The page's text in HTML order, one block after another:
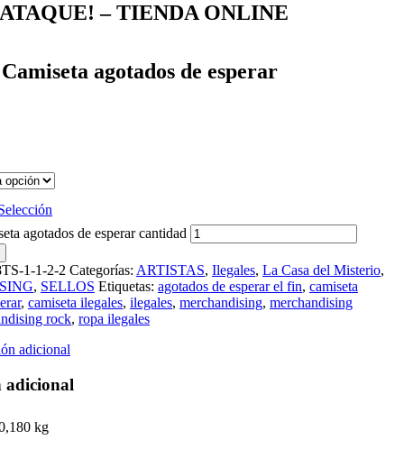
ATAQUE! – TIENDA ONLINE
agotados de esperar
agotados de esperar cantidad
1-1-2-2 Categorías: ARTISTAS, Ilegales, La Casa del Misterio,
, SELLOS Etiquetas: agotados de esperar el fin, camiseta
, camiseta ilegales, ilegales, merchandising, merchandising
rock, ropa ilegales
adicional
adicional
kg